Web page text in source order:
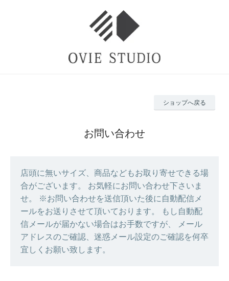
ショップへ戻る
お問い合わせ
店頭に無いサイズ、商品などもお取り寄せできる場
合がございます。 お気軽にお問い合わせ下さいま
せ。 ※お問い合わせを送信頂いた後に自動配信メ
ールをお送りさせて頂いております。 もし自動配
信メールが届かない場合はお手数ですが、 メール
アドレスのご確認、迷惑メール設定のご確認を何卒
宜しくお願い致します。